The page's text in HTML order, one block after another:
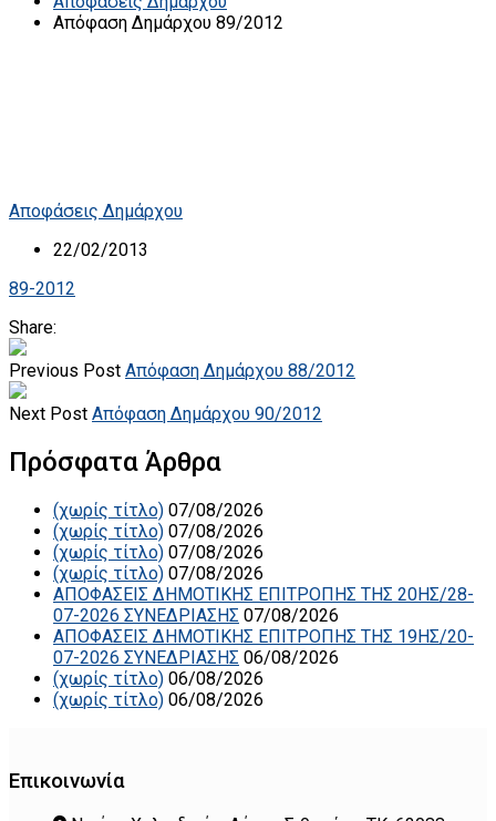
Απόφαση Δημάρχου 89/2012
Αποφάσεις Δημάρχου
22/02/2013
89-2012
Share:
Previous Post Απόφαση Δημάρχου 88/2012
Next Post Απόφαση Δημάρχου 90/2012
Πρόσφατα Άρθρα
(χωρίς τίτλο) 07/08/2026
(χωρίς τίτλο) 07/08/2026
(χωρίς τίτλο) 07/08/2026
(χωρίς τίτλο) 07/08/2026
ΑΠΟΦΑΣΕΙΣ ΔΗΜΟΤΙΚΗΣ ΕΠΙΤΡΟΠΗΣ ΤΗΣ 20ΗΣ/28-
07-2026 ΣΥΝΕΔΡΙΑΣΗΣ 07/08/2026
ΑΠΟΦΑΣΕΙΣ ΔΗΜΟΤΙΚΗΣ ΕΠΙΤΡΟΠΗΣ ΤΗΣ 19ΗΣ/20-
07-2026 ΣΥΝΕΔΡΙΑΣΗΣ 06/08/2026
(χωρίς τίτλο) 06/08/2026
(χωρίς τίτλο) 06/08/2026
Επικοινωνία